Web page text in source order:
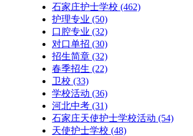
石家庄护士学校 (462)
护理专业 (50)
口腔专业 (32)
对口单招 (30)
招生简章 (32)
春季招生 (22)
卫校 (33)
学校活动 (36)
河北中考 (31)
石家庄天使护士学校活动 (54)
天使护士学校 (48)